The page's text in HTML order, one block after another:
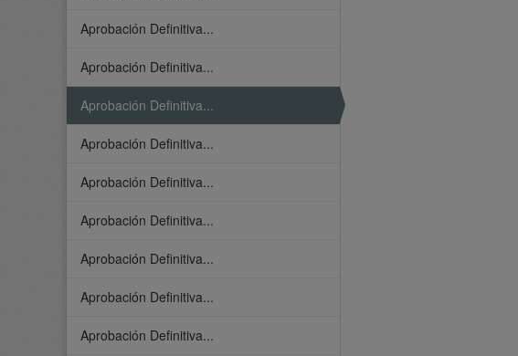
Aprobación Definitiva...
Aprobación Definitiva...
Aprobación Definitiva...
Aprobación Definitiva...
Aprobación Definitiva...
Aprobación Definitiva...
Aprobación Definitiva...
Aprobación Definitiva...
Aprobación Definitiva...